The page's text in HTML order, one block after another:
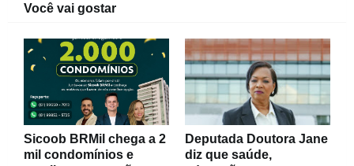
Você vai gostar
Sicoob BRMil chega a 2
mil condomínios e
Deputada Doutora Jane
diz que saúde,